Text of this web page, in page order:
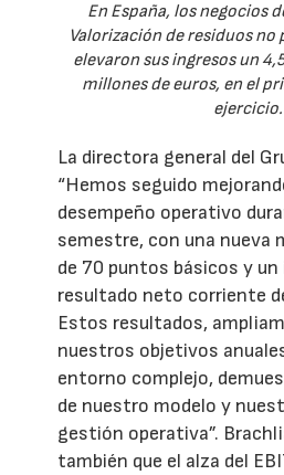
En España, los negocios
Valorización de residuos no
elevaron sus ingresos un
millones de euros, en el
ejercicio.
La directora general del
“Hemos seguido
desempeño operativo
semestre, con una nueva
de 70 puntos básicos y
resultado neto corriente
Estos resultados,
nuestros objetivos
entorno complejo,
de nuestro modelo y
gestión operativa”.
también que el alza del